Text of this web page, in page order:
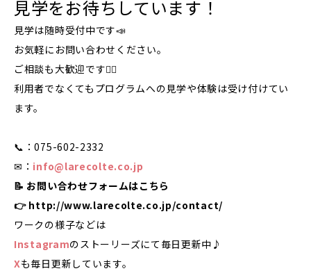
見学をお待ちしています！
見学は随時受付中です📣
お気軽にお問い合わせください。
ご相談も大歓迎です🙋‍♀️
利用者でなくてもプログラムへの見学や体験は受け付けてい
ます。
📞：075-602-2332
✉： info@larecolte.co.jp
📝 お問い合わせフォームはこちら
👉 http://www.larecolte.co.jp/contact/
ワークの様子などは
Instagramのストーリーズにて毎日更新中♪
Xも毎日更新しています。